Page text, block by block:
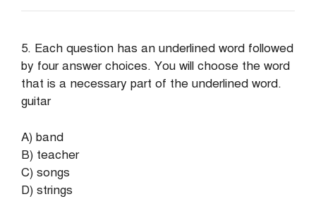
5. Each question has an underlined word followed
by four answer choices. You will choose the word
that is a necessary part of the underlined word.
guitar
A) band
B) teacher
C) songs
D) strings